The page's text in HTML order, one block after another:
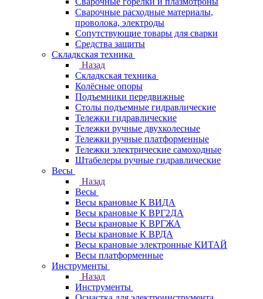
Сварочные расходные материалы,
проволока, электроды
Сопутствующие товары для сварки
Средства защиты
Складкская техника
Назад
Складкская техника
Колёсные опоры
Подъемники передвижные
Столы подъемные гидравлические
Тележки гидравлические
Тележки ручные двухколесные
Тележки ручные платформенные
Тележки электрические самоходные
Штабелеры ручные гидравлические
Весы
Назад
Весы
Весы крановые К ВИДА
Весы крановые К ВРГ2ДА
Весы крановые К ВРГЖА
Весы крановые К ВРДА
Весы крановые электронные КИТАЙ
Весы платформенные
Инструменты
Назад
Инструменты